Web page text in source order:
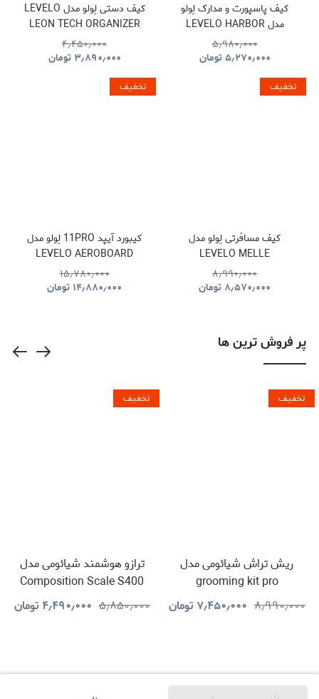
کیف پاسپورت و مدارک لِولو
مدل LEVELO HARBOR
PASSPORT HOLDER WITH
FIND MY LOCATION
۵٫۹۸۰٫۰۰۰
۵٫۲۷۰٫۰۰۰تومان
کیف دستی لِولو مدل LEVELO
LEON TECH ORGANIZER
POUCH
۴٫۴۵۰٫۰۰۰
۳٫۸۹۰٫۰۰۰ تومان
تخفیف
کیف مسافرتی لِولو مدل
LEVELO MELLE
POLYESTER TRAVEL
DUFFLE BAG
۸٫۹۹۰٫۰۰۰
۸٫۵۷۰٫۰۰۰ تومان
تخفیف
کیبورد آیپد 11PRO لِولو مدل
LEVELO AEROBOARD
SAFFIANO LEATHER
WIRELESS KEYBOARD
۱۵٫۷۸۰٫۰۰۰
۱۴٫۸۸۰٫۰۰۰ تومان
پر فروش ترین ها
تخفیف
ریش تراش شیائومی مدل
grooming kit pro
۸٫۹۹۰٫۰۰۰ ۷٫۴۵۰٫۰۰۰ تومان
تخفیف
ترازو هوشمند شیائومی مدل
Composition Scale S400
۵٫۸۵۰٫۰۰۰ ۴٫۴۹۰٫۰۰۰ تومان